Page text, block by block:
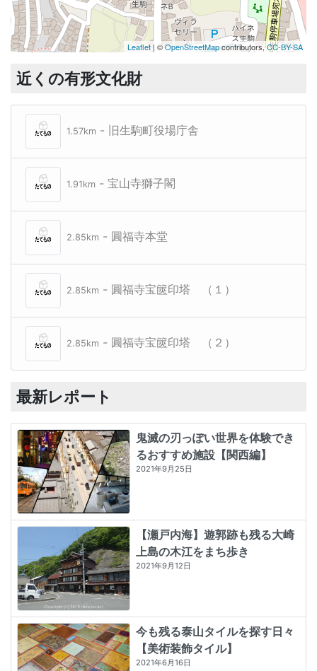
Leaflet | ©OpenStreetMapcontributors,CC-BY-SA
近くの有形文化財
1.57km - 旧生駒町役場庁舎
1.91km - 宝山寺獅子閣
2.85km - 圓福寺本堂
2.85km - 圓福寺宝篋印塔 （１）
2.85km - 圓福寺宝篋印塔 （２）
最新レポート
鬼滅の刃っぽい世界を体験でき
るおすすめ施設【関西編】
2021年9月25日
【瀬戸内海】遊郭跡も残る大崎
上島の木江をまち歩き
2021年9月12日
今も残る泰山タイルを探す日々
【美術装飾タイル】
2021年6月16日